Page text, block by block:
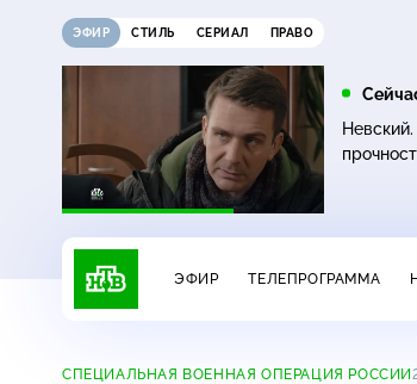
ЭФИР СТИЛЬ СЕРИАЛ ПРАВО
10:25
ЧП
ЭФИР ТЕЛЕПРОГРАММА
СПЕЦИАЛЬНАЯ ВОЕННАЯ ОПЕРАЦИЯ РОССИИ